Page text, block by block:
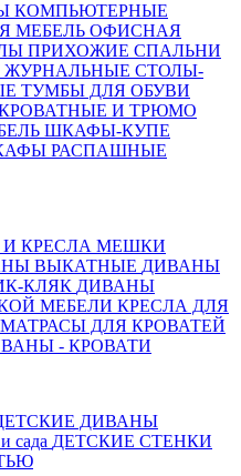
КОМПЬЮТЕРНЫЕ
МЕБЕЛЬ ОФИСНАЯ
ПРИХОЖИЕ СПАЛЬНИ
ЖУРНАЛЬНЫЕ СТОЛЫ-
ТУМБЫ ДЛЯ ОБУВИ
И ТРЮМО
ШКАФЫ-КУПЕ
РАСПАШНЫЕ
КРЕСЛА МЕШКИ
ВЫКАТНЫЕ ДИВАНЫ
КЛЯК ДИВАНЫ
МЕБЕЛИ КРЕСЛА ДЛЯ
МАТРАСЫ ДЛЯ КРОВАТЕЙ
- КРОВАТИ
ДИВАНЫ
сада ДЕТСКИЕ СТЕНКИ